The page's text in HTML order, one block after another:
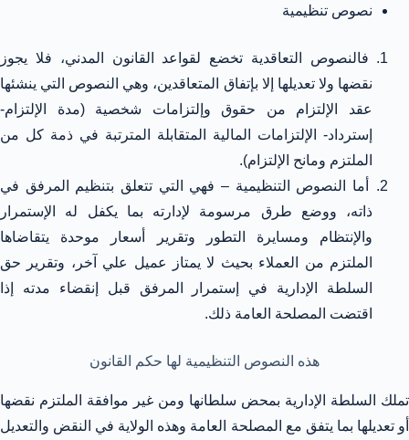
نصوص تنظيمية
فالنصوص التعاقدية تخضع لقواعد القانون المدني، فلا يجوز
نقضها ولا تعديلها إلا بإتفاق المتعاقدين، وهي النصوص التي ينشئها
عقد الإلتزام من حقوق وإلتزامات شخصية (مدة الإلتزام-
إسترداد- الإلتزامات المالية المتقابلة المترتبة في ذمة كل من
الملتزم ومانح الإلتزام).
أما النصوص التنظيمية – فهي التي تتعلق بتنظيم المرفق في
ذاته، ووضع طرق مرسومة لإدارته بما يكفل له الإستمرار
والإنتظام ومسايرة التطور وتقرير أسعار موحدة يتقاضاها
الملتزم من العملاء بحيث لا يمتاز عميل علي آخر، وتقرير حق
السلطة الإدارية في إستمرار المرفق قبل إنقضاء مدته إذا
اقتضت المصلحة العامة ذلك.
هذه النصوص التنظيمية لها حكم القانون
تملك السلطة الإدارية بمحض سلطانها ومن غير موافقة الملتزم نقضها
أو تعديلها بما يتفق مع المصلحة العامة وهذه الولاية في النقض والتعديل